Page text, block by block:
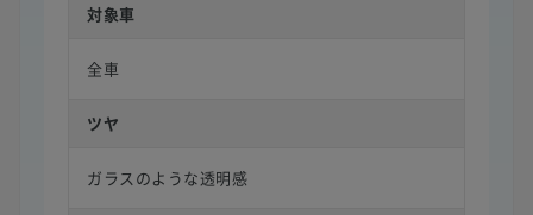
対象車
全車
ツヤ
ガラスのような透明感